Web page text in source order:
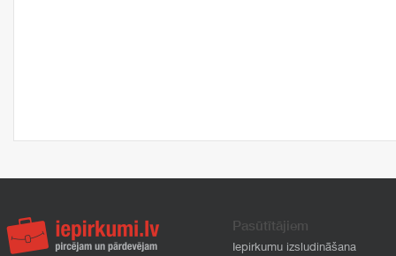
Pasūtītājiem
Iepirkumu izsludināšana